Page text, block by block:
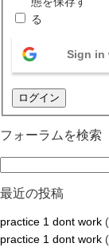
る
Sign in
ログイン
フォーラムを検索
最近の投稿
practice 1 dont work (
practice 1 dont work (